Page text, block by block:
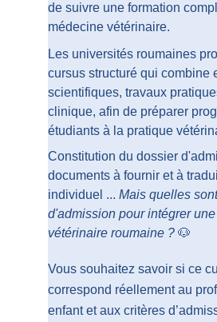
de suivre une formation
médecine vétérinaire.
Les universités roumaines
cursus structuré qui combine
scientifiques, travaux
clinique, afin de préparer
étudiants à la pratique
Constitution du dossier
documents à fournir et à
individuel ... Mais quelles
d'admission pour intégrer
vétérinaire roumaine ? 🐶
Vous souhaitez savoir si ce
correspond réellement au
enfant et aux critères